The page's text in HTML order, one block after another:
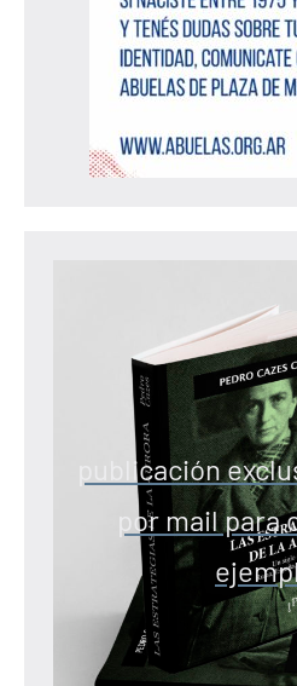
publicación
por mail para